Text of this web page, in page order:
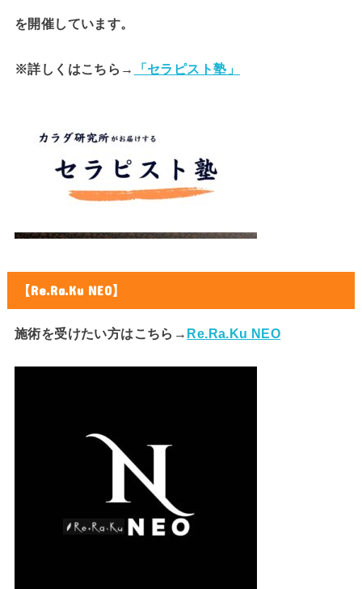
を開催しています。
※詳しくはこちら→ 「セラピスト塾」
【Re.Ra.Ku NEO】
施術を受けたい方はこちら→ Re.Ra.Ku NEO